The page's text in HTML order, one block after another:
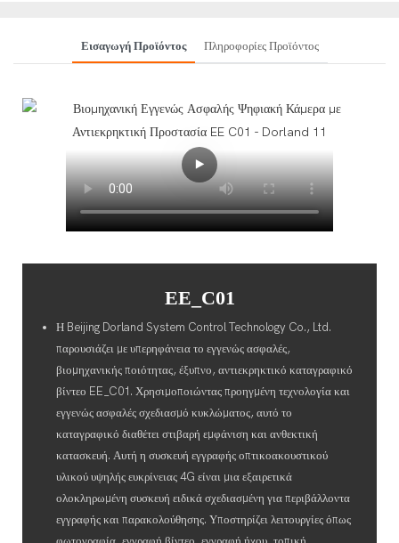
Εισαγωγή Προϊόντος Πληροφορίες Προϊόντος
EE_C01
Η Beijing Dorland System Control Technology Co., Ltd.
παρουσιάζει με υπερηφάνεια το εγγενώς ασφαλές,
βιομηχανικής ποιότητας, έξυπνο, αντιεκρηκτικό καταγραφικό
βίντεο EE_C01. Χρησιμοποιώντας προηγμένη τεχνολογία και
εγγενώς ασφαλές σχεδιασμό κυκλώματος, αυτό το
καταγραφικό διαθέτει στιβαρή εμφάνιση και ανθεκτική
κατασκευή. Αυτή η συσκευή εγγραφής οπτικοακουστικού
υλικού υψηλής ευκρίνειας 4G είναι μια εξαιρετικά
ολοκληρωμένη συσκευή ειδικά σχεδιασμένη για περιβάλλοντα
εγγραφής και παρακολούθησης. Υποστηρίζει λειτουργίες όπως